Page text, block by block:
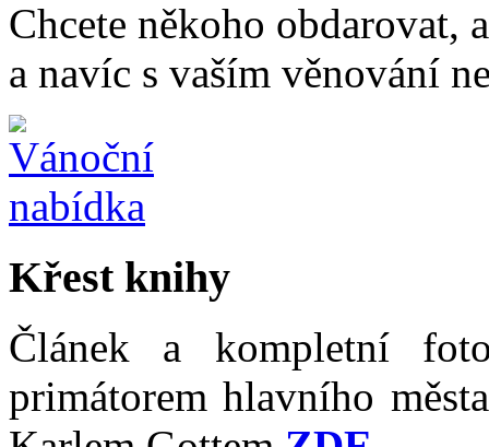
Chcete někoho obdarovat,
a navíc s vaším věnování
Křest knihy
Článek a kompletní
primátorem hlavního